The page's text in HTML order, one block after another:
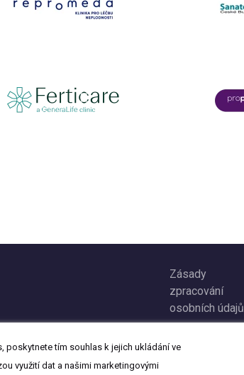
Zásady
zpracování
osobních údajů
poskytnete tím souhlas k jejich ukládání ve
využití dat a našimi marketingovými